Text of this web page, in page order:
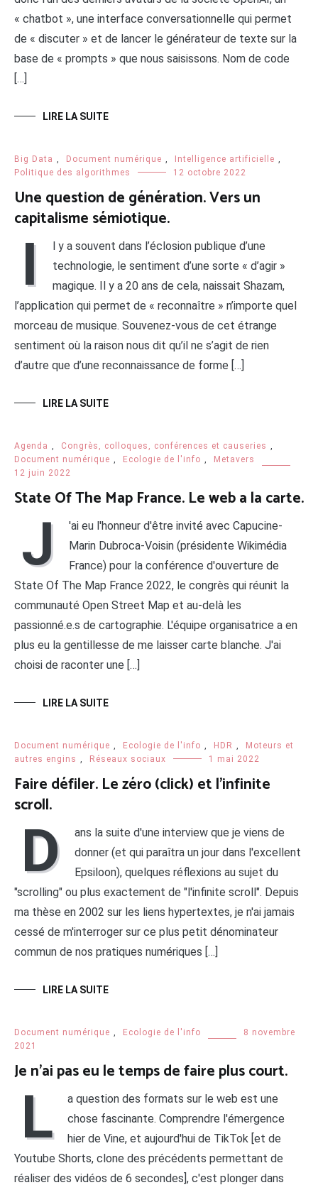
« chatbot », une interface conversationnelle qui permet
de « discuter » et de lancer le générateur de texte sur la
base de « prompts » que nous saisissons. Nom de code
[…]
LIRE LA SUITE
Big Data Document numérique Intelligence artificielle
Politique des algorithmes
12 octobre 2022
Une question de génération. Vers un
capitalisme sémiotique.
I
l y a souvent dans l’éclosion publique d’une
technologie, le sentiment d’une sorte « d’agir »
magique. Il y a 20 ans de cela, naissait Shazam,
l’application qui permet de « reconnaître » n’importe quel
morceau de musique. Souvenez-vous de cet étrange
sentiment où la raison nous dit qu’il ne s’agit de rien
d’autre que d’une reconnaissance de forme […]
LIRE LA SUITE
Agenda Congrès, colloques, conférences et causeries
Document numérique
Ecologie de l'info
Metavers
12 juin 2022
State Of The Map France. Le web a la carte.
J
'ai eu l'honneur d'être invité avec Capucine-
Marin Dubroca-Voisin (présidente Wikimédia
France) pour la conférence d'ouverture de
State Of The Map France 2022, le congrès qui réunit la
communauté Open Street Map et au-delà les
passionné.e.s de cartographie. L'équipe organisatrice a en
plus eu la gentillesse de me laisser carte blanche. J'ai
choisi de raconter une […]
LIRE LA SUITE
Document numérique Ecologie de l'info HDR
Moteurs et
autres engins
Réseaux sociaux 1 mai 2022
Faire défiler. Le zéro (click) et l’infinite
scroll.
D
ans la suite d'une interview que je viens de
donner (et qui paraîtra un jour dans l'excellent
Epsiloon), quelques réflexions au sujet du
"scrolling" ou plus exactement de "l'infinite scroll". Depuis
ma thèse en 2002 sur les liens hypertextes, je n'ai jamais
cessé de m'interroger sur ce plus petit dénominateur
commun de nos pratiques numériques […]
LIRE LA SUITE
Document numérique Ecologie de l'info
8 novembre
2021
Je n’ai pas eu le temps de faire plus court.
L
a question des formats sur le web est une
chose fascinante. Comprendre l'émergence
hier de Vine, et aujourd'hui de TikTok [et de
Youtube Shorts, clone des précédents permettant de
réaliser des vidéos de 6 secondes], c'est plonger dans